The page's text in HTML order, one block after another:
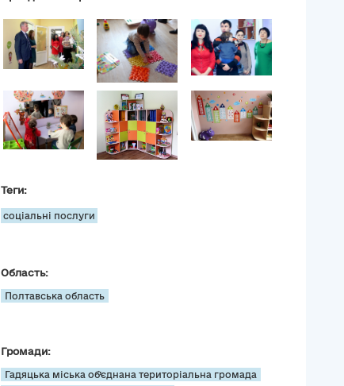
Теги:
соціальні послуги
Область:
Полтавська область
Громади:
Гадяцька міська об’єднана територіальна громада